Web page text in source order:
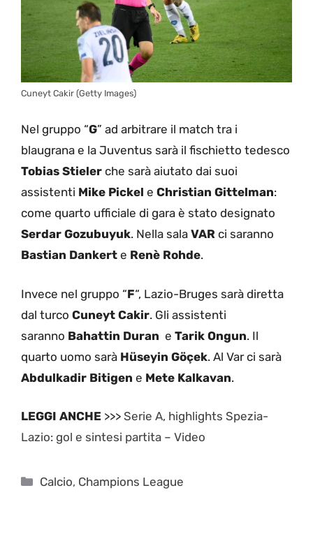
Cuneyt Cakir (Getty Images)
Nel gruppo “G” ad arbitrare il match tra i
blaugrana e la Juventus sarà il fischietto tedesco
Tobias Stieler che sarà aiutato dai suoi
assistenti Mike Pickel e Christian Gittelman:
come quarto ufficiale di gara è stato designato
Serdar Gozubuyuk. Nella sala VAR ci saranno
Bastian Dankert e Renè Rohde.
Invece nel gruppo “F“, Lazio-Bruges sarà diretta
dal turco Cuneyt Cakir. Gli assistenti
saranno Bahattin Duran e Tarik Ongun. Il
quarto uomo sarà Hüseyin Göçek. Al Var ci sarà
Abdulkadir Bitigen e Mete Kalkavan.
LEGGI ANCHE >>> Serie A, highlights Spezia-
Lazio: gol e sintesi partita – Video
Categorie
Calcio, Champions League